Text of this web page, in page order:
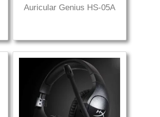
Auricular Genius HS-05A